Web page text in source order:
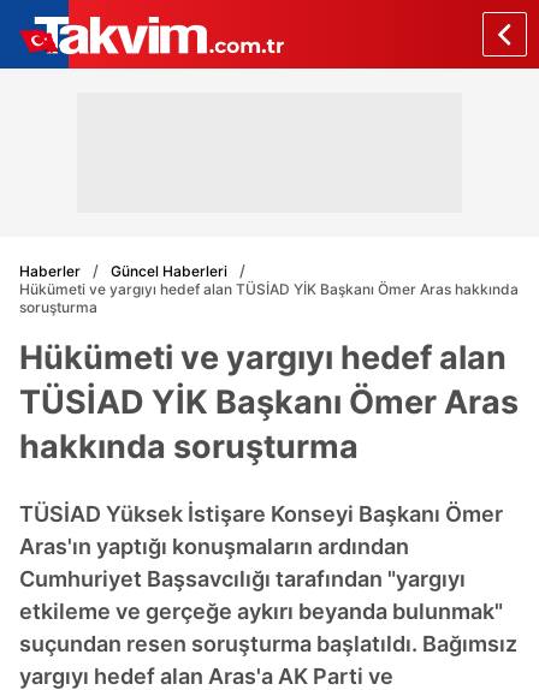
Haberler
Güncel Haberleri
Hükümeti ve yargıyı hedef alan TÜSİAD YİK Başkanı Ömer Aras hakkında
soruşturma
Hükümeti ve yargıyı hedef alan
TÜSİAD YİK Başkanı Ömer Aras
hakkında soruşturma
TÜSİAD Yüksek İstişare Konseyi Başkanı Ömer
Aras'ın yaptığı konuşmaların ardından
Cumhuriyet Başsavcılığı tarafından "yargıyı
etkileme ve gerçeğe aykırı beyanda bulunmak"
suçundan resen soruşturma başlatıldı. Bağımsız
yargıyı hedef alan Aras'a AK Parti ve